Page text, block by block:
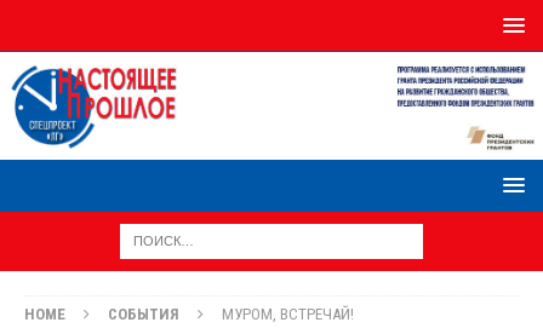
HOME СОБЫТИЯ МУРОМ, ВСТРЕЧАЙ!